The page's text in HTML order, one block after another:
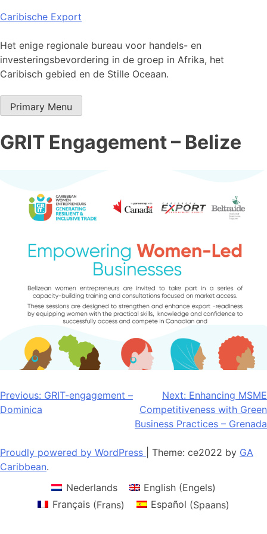
Skip
content
Caribische Export
Het enige regionale bureau voor handels- en
investeringsbevordering in de groep in Afrika, het
Caribisch gebied en de Stille Oceaan.
Primary Menu
GRIT Engagement – Belize
Bericht
navigatie
Previous: GRIT-engagement –
Dominica
Next: Enhancing MSME
Competitiveness with Green
Business Practices – Grenada
Proudly powered by WordPress Theme: ce2022 by GA
Caribbean.
Nederlands
English(Engels)
Français(Frans) Español (Spaans)